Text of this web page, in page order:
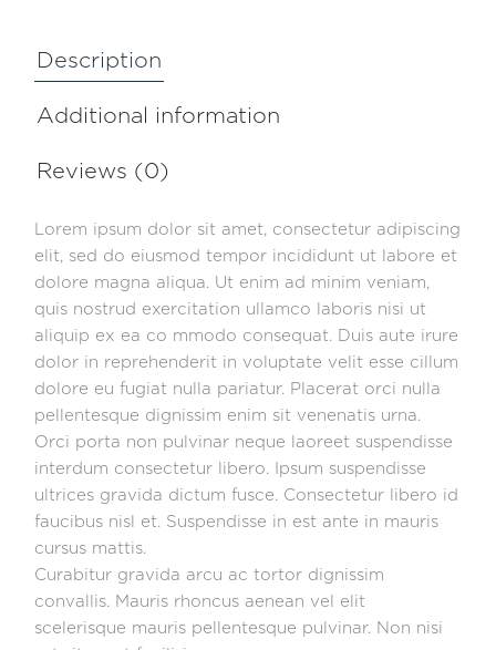
Description
Additional information
Reviews (0)
Lorem ipsum dolor sit amet, consectetur adipiscing
elit, sed do eiusmod tempor incididunt ut labore et
dolore magna aliqua. Ut enim ad minim veniam,
quis nostrud exercitation ullamco laboris nisi ut
aliquip ex ea co mmodo consequat. Duis aute irure
dolor in reprehenderit in voluptate velit esse cillum
dolore eu fugiat nulla pariatur. Placerat orci nulla
pellentesque dignissim enim sit venenatis urna.
Orci porta non pulvinar neque laoreet suspendisse
interdum consectetur libero. Ipsum suspendisse
ultrices gravida dictum fusce. Consectetur libero id
faucibus nisl et. Suspendisse in est ante in mauris
cursus mattis.
Curabitur gravida arcu ac tortor dignissim
convallis. Mauris rhoncus aenean vel elit
scelerisque mauris pellentesque pulvinar. Non nisi